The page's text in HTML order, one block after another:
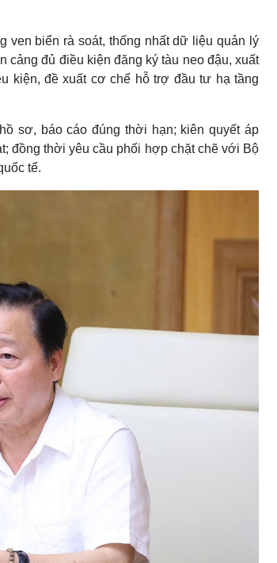
biển rà soát, thống nhất dữ liệu quản lý
đủ điều kiện đăng ký tàu neo đậu, xuất
kiện, đề xuất cơ chế hỗ trợ đầu tư hạ tầng
sơ, báo cáo đúng thời hạn; kiên quyết áp
đồng thời yêu cầu phối hợp chặt chẽ với Bộ
tế.